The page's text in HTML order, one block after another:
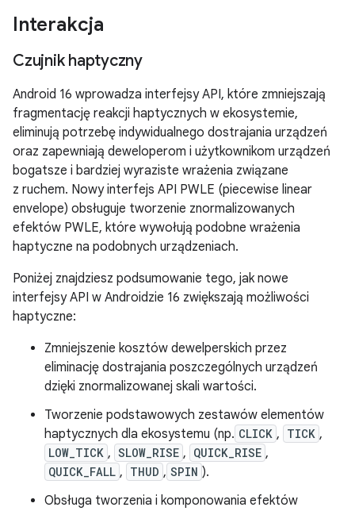
Interakcja
Czujnik haptyczny
Android 16 wprowadza interfejsy API, które zmniejszają
fragmentację reakcji haptycznych w ekosystemie,
eliminują potrzebę indywidualnego dostrajania urządzeń
oraz zapewniają deweloperom i użytkownikom urządzeń
bogatsze i bardziej wyraziste wrażenia związane
z ruchem. Nowy interfejs API PWLE (piecewise linear
envelope) obsługuje tworzenie znormalizowanych
efektów PWLE, które wywołują podobne wrażenia
haptyczne na podobnych urządzeniach.
Poniżej znajdziesz podsumowanie tego, jak nowe
interfejsy API w Androidzie 16 zwiększają możliwości
haptyczne:
Zmniejszenie kosztów dewelperskich przez
eliminację dostrajania poszczególnych urządzeń
dzięki znormalizowanej skali wartości.
Tworzenie podstawowych zestawów elementów
haptycznych dla ekosystemu (np. CLICK , TICK ,
LOW_TICK , SLOW_RISE , QUICK_RISE ,
QUICK_FALL , THUD , SPIN ).
Obsługa tworzenia i komponowania efektów